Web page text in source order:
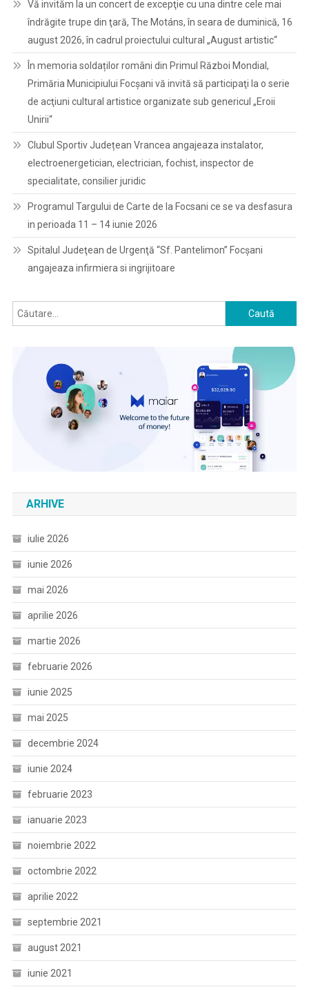
Vă invităm la un concert de excepţie cu una dintre cele mai
îndrăgite trupe din ţară, The Motáns, în seara de duminică, 16
august 2026, în cadrul proiectului cultural „August artistic“
În memoria soldaților români din Primul Război Mondial,
Primăria Municipiului Focșani vă invită să participaţi la o serie
de acţiuni cultural artistice organizate sub genericul „Eroii
Unirii“
Clubul Sportiv Județean Vrancea angajeaza instalator,
electroenergetician, electrician, fochist, inspector de
specialitate, consilier juridic
Programul Targului de Carte de la Focsani ce se va desfasura
in perioada 11 – 14 iunie 2026
Spitalul Judeţean de Urgenţă “Sf. Pantelimon” Focşani
angajeaza infirmiera si ingrijitoare
Caută
după:
ARHIVE
iulie 2026
iunie 2026
mai 2026
aprilie 2026
martie 2026
februarie 2026
iunie 2025
mai 2025
decembrie 2024
iunie 2024
februarie 2023
ianuarie 2023
noiembrie 2022
octombrie 2022
aprilie 2022
septembrie 2021
august 2021
iunie 2021